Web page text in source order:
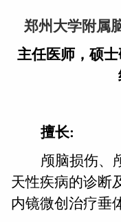
郑州大学附属
主任医师，硕
擅长:
颅脑损伤、
天性疾病的诊断
内镜微创治疗垂